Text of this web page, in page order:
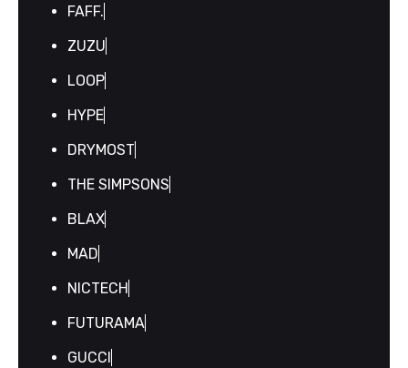
FAFF.
ZUZU
LOOP
HYPE
DRYMOST
THE SIMPSONS
BLAX
MAD
NICTECH
FUTURAMA
GUCCI